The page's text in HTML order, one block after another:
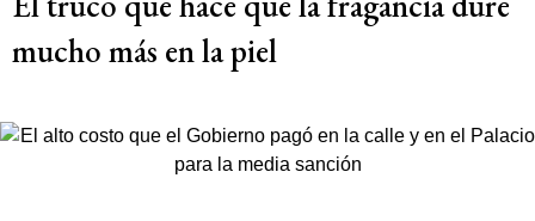
mucho más en la piel